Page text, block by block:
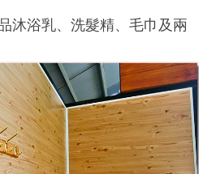
沐浴乳、洗髮精、毛巾及兩